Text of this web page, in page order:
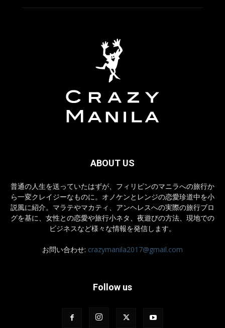
ABOUT US
普通の人生を送っていたはずが、フィリピンのマニラへの旅行か
ら一変クレイジーなものに。オノケンとレンジの恋愛珍道中を小
説風に紹介。マラテやマカティ、アンヘレスへの実際の旅行ブロ
グを基に、女性との恋愛や旅行小ネタ、夜遊びの方法、現地での
ビジネスなど様々な情報を発信します。
お問い合わせ: crazymanila2017@gmail.com
Follow us